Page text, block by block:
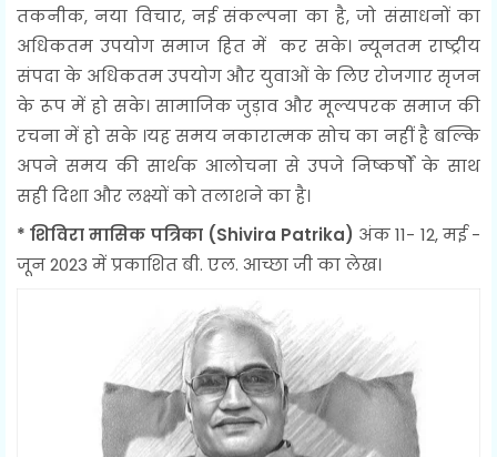
तकनीक, नया विचार, नई संकल्पना का है, जो संसाधनों का
अधिकतम उपयोग समाज हित में कर सके। न्यूनतम राष्ट्रीय
संपदा के अधिकतम उपयोग और युवाओं के लिए रोजगार सृजन
के रूप में हो सके। सामाजिक जुड़ाव और मूल्यपरक समाज की
रचना में हो सके ।यह समय नकारात्मक सोच का नहीं है बल्कि
अपने समय की सार्थक आलोचना से उपजे निष्कर्षों के साथ
सही दिशा और लक्ष्यों को तलाशने का है।
* शिविरा मासिक पत्रिका (Shivira Patrika) अंक 11- 12, मई -
जून 2023 में प्रकाशित बी. एल. आच्छा जी का लेख।